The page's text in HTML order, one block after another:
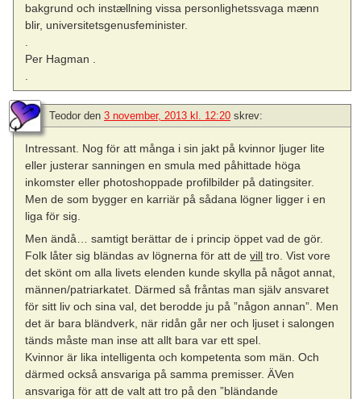
bakgrund och instællning vissa personlighetssvaga mænn
blir, universitetsgenusfeminister.
Per Hagman .
Teodor den 3 november, 2013 kl. 12:20 skrev:
Intressant. Nog för att många i sin jakt på kvinnor ljuger lite
eller justerar sanningen en smula med påhittade höga
inkomster eller photoshoppade profilbilder på datingsiter.
Men de som bygger en karriär på sådana lögner ligger i en
liga för sig.
Men ändå… samtigt berättar de i princip öppet vad de gör.
Folk låter sig bländas av lögnerna för att devill tro. Vist vore
det skönt om alla livets elenden kunde skylla på något annat,
männen/patriarkatet. Därmed så fråntas man själv ansvaret
för sitt liv och sina val, det berodde ju på ”någon annan”. Men
det är bara bländverk, när ridån går ner och ljuset i salongen
tänds måste man inse att allt bara var ett spel.
Kvinnor är lika intelligenta och kompetenta som män. Och
därmed också ansvariga på samma premisser. ÄVen
ansvariga för att de valt att tro på den ”bländande